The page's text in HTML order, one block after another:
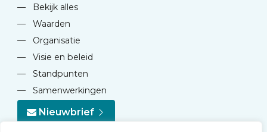
—
Bekijk alles
—
Waarden
—
Organisatie
—
Visie en beleid
—
Standpunten
—
Samenwerkingen
Nieuwbrief